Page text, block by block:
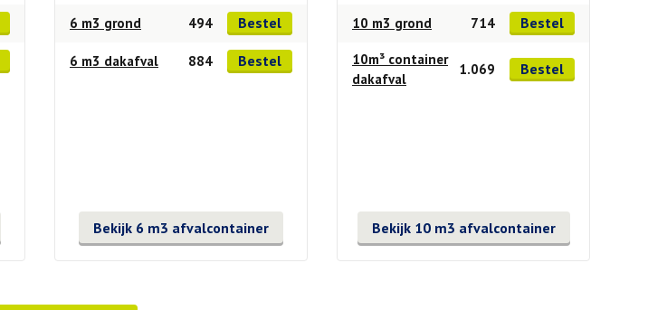
6 m3 grond 494 Bestel
6 m3 dakafval 884 Bestel
Bekijk 6 m3 afvalcontainer
10 m3 grond 714 Bestel
10m³ container
dakafval
1.069 Bestel
Bekijk 10 m3 afvalcontainer